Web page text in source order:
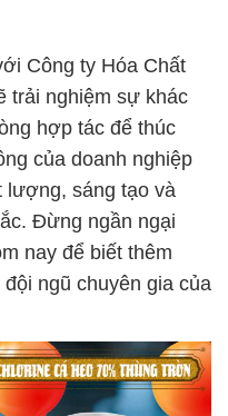
Công ty Hóa Chất
trải nghiệm sự khác
hợp tác để thúc
của doanh nghiệp
lượng, sáng tạo và
Đừng ngần ngại
nay để biết thêm
ngũ chuyên gia của